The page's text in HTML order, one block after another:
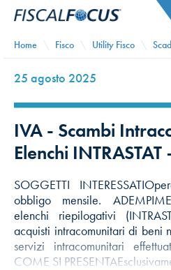
Home Fisco Utility Fisco
25 agosto 2025
IVA - Scambi
Elenchi
SOGGETTI
obbligo mensile.
elenchi riepilogativi
acquisti intracomunitari di beni
servizi intracomunitari
COME SI